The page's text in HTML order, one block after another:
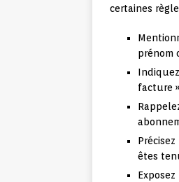
certaines
prénom
facture
êtes